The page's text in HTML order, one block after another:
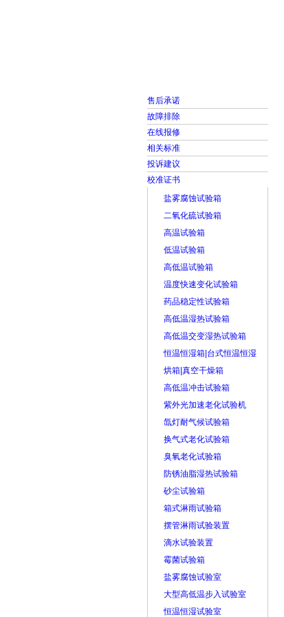
售后承诺
故障排除
在线报修
相关标准
投诉建议
校准证书
盐雾腐蚀试验箱
二氧化硫试验箱
高温试验箱
低温试验箱
高低温试验箱
温度快速变化试验箱
药品稳定性试验箱
高低温湿热试验箱
高低温交变湿热试验箱
恒温恒湿箱|台式恒温恒湿
烘箱|真空干燥箱
高低温冲击试验箱
紫外光加速老化试验机
氙灯耐气候试验箱
换气式老化试验箱
臭氧老化试验箱
防锈油脂湿热试验箱
砂尘试验箱
箱式淋雨试验箱
摆管淋雨试验装置
滴水试验装置
霉菌试验箱
盐雾腐蚀试验室
大型高低温步入试验室
恒温恒湿试验室